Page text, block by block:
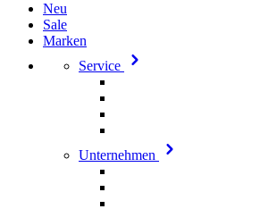
Neu
Sale
Marken
Service
Unternehmen